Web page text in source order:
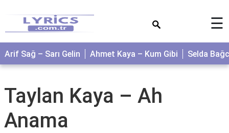
☰
Arif Sağ – Sarı Gelin Ahmet Kaya – Kum Gibi Selda
Taylan Kaya – Ah
Anama